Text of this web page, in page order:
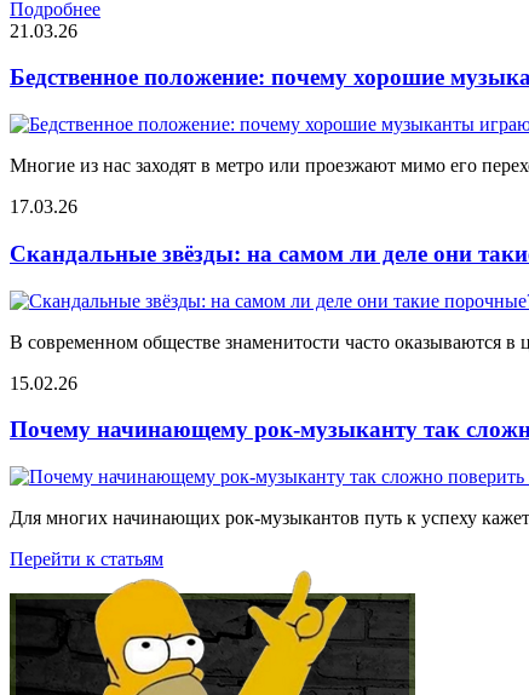
Подробнее
21.03.26
Бедственное положение: почему хорошие
Многие из нас заходят в метро или проезжают мимо его
17.03.26
Скандальные звёзды: на самом ли деле они
В современном обществе знаменитости часто оказываются в
15.02.26
Почему начинающему рок-музыканту так
Для многих начинающих рок-музыкантов путь к успеху
Перейти к статьям